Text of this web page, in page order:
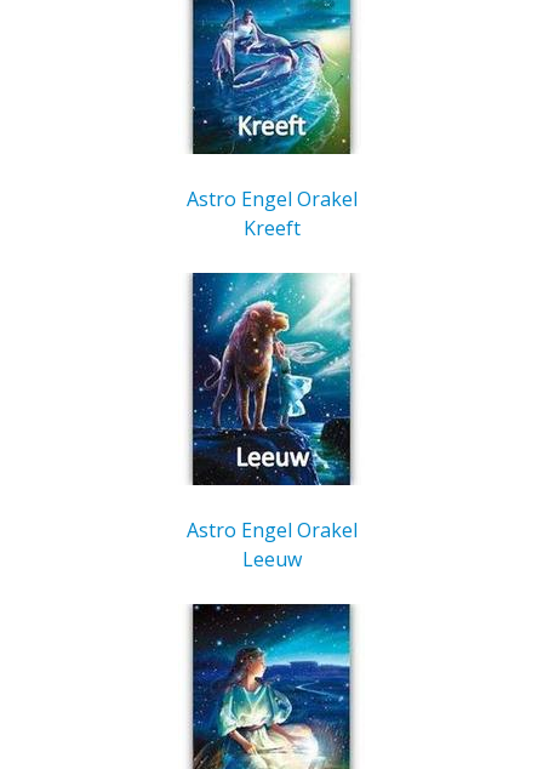
Astro Engel Orakel
Kreeft
Astro Engel Orakel
Leeuw